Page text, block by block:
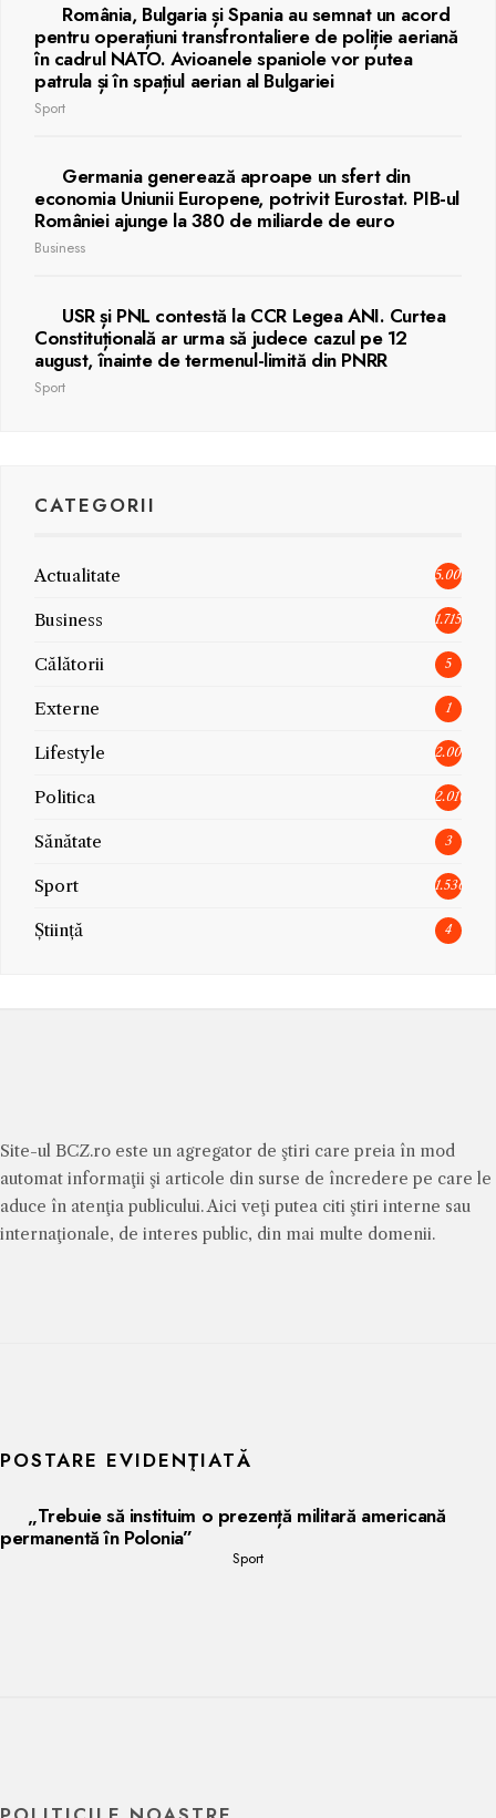
România, Bulgaria și Spania au semnat un acord
pentru operațiuni transfrontaliere de poliție aeriană
în cadrul NATO. Avioanele spaniole vor putea
patrula și în spațiul aerian al Bulgariei
Sport
Germania generează aproape un sfert din
economia Uniunii Europene, potrivit Eurostat. PIB-ul
României ajunge la 380 de miliarde de euro
Business
USR și PNL contestă la CCR Legea ANI. Curtea
Constituțională ar urma să judece cazul pe 12
august, înainte de termenul-limită din PNRR
Sport
CATEGORII
Actualitate 5.006
Business 1.715
Călătorii 5
Externe 1
Lifestyle 2.005
Politica 2.010
Sănătate 3
Sport 1.536
Știință 4
Site-ul BCZ.ro este un agregator de ştiri care preia în mod
automat informaţii şi articole din surse de încredere pe care le
aduce în atenţia publicului. Aici veţi putea citi ştiri interne sau
internaţionale, de interes public, din mai multe domenii.
POSTARE EVIDENŢIATĂ
„Trebuie să instituim o prezență militară americană
permanentă în Polonia”
Sport